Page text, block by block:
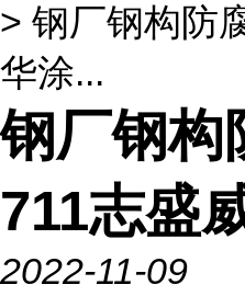
> 钢厂钢构防
华涂...
钢厂钢构
711志盛
2022-11-09